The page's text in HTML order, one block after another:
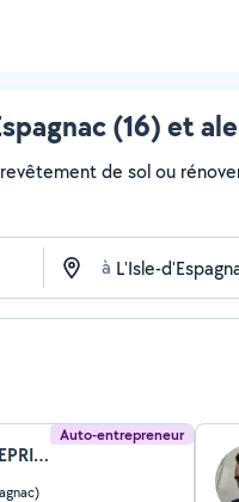
(16) et
de sol ou
à
Auto-entrepreneur
Brandon Dubois (ENTREPRISE DUBOIS)